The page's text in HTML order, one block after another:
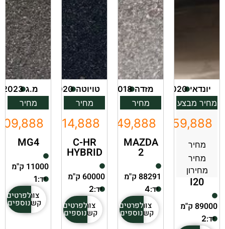
יונדאי 2020
מחיר מבצע
מחיר
מחיר
מחירון
₪59,888
I20
89000 ק"מ
יד:2
מזדה 2018
מחיר
₪49,888
MAZDA
2
88291 ק"מ
יד:4
צור
קשר
לפרטים
נוספים
טויוטה 2020
מחיר
₪114,888
C-HR
HYBRID
60000 ק"מ
יד:2
צור
קשר
לפרטים
נוספים
מ.ג 2023
מחיר
MG4
11000 ק"מ
יד:1
צור
קשר
לפרטים
נוספים